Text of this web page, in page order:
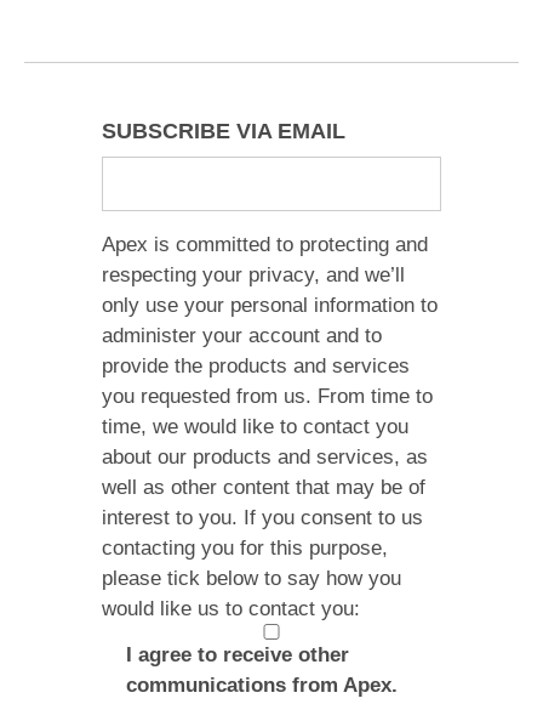
SUBSCRIBE VIA EMAIL
Apex is committed to protecting and
respecting your privacy, and we’ll
only use your personal information to
administer your account and to
provide the products and services
you requested from us. From time to
time, we would like to contact you
about our products and services, as
well as other content that may be of
interest to you. If you consent to us
contacting you for this purpose,
please tick below to say how you
would like us to contact you:
I agree to receive other
communications from Apex.